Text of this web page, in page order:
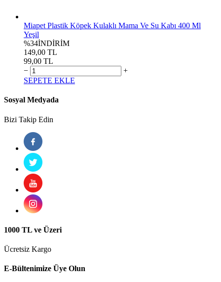
Miapet Plastik Köpek Kulaklı Mama Ve Su Kabı 400 Ml
Yeşil
%34İNDİRİM
149,00 TL
99,00 TL
−
+
SEPETE EKLE
Sosyal Medyada
Bizi Takip Edin
1000 TL ve Üzeri
Ücretsiz Kargo
E-Bültenimize Üye Olun